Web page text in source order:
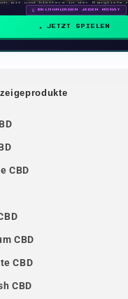
mit und klettere in der Rangliste
🗓 BELOHNUNGEN JEDEN MONAT
JETZT SPIELEN
CBD
CBD
CBD
CBD